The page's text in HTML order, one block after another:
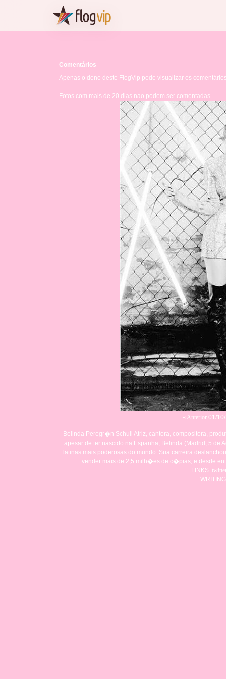
« Anterior 01/
Belinda Peregr�n Schull
Atriz, cantora, compositora,
apesar de ter nascido na Espanha, Belinda (Madrid, 5
latinas mais poderosas do mundo. Sua carreira
vender mais de 2,5 milh�es de c�pias, e desde
LINKS:
Comentários
Apenas o dono deste FlogVip pode visualizar os
Fotos com mais de 20 dias nao podem ser comentadas.